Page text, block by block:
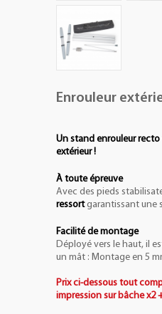
Enrouleur
Un stand enrouleur recto
extérieur !
À toute épreuve
Avec des pieds
ressortgarantissant une
Facilité de montage
Déployé vers le haut, il
un mât : Montage en 5
Prix ci-dessous tout
impression sur bâche x2